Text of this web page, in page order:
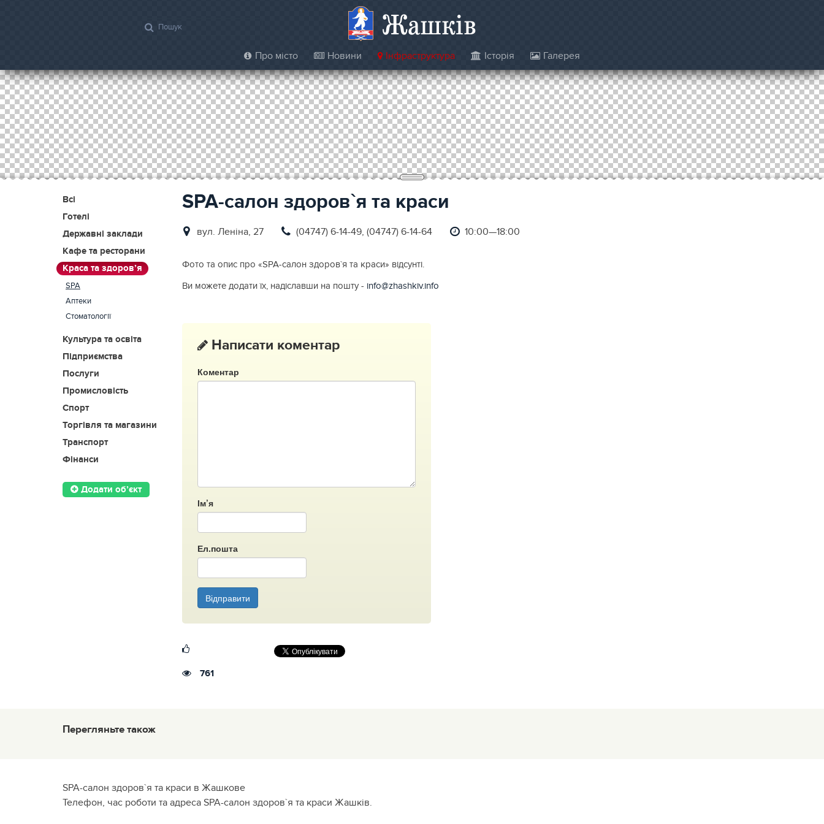
Жашків
Про місто Новини Інфраструктура Історія Галерея
Всі
Готелі
Державні заклади
Кафе та ресторани
Краса та здоров’я
SPA
Аптеки
Стоматології
Культура та освіта
Підприємства
Послуги
Промисловість
Спорт
Торгівля та магазини
Транспорт
Фінанси
Додати об’єкт
SPA-салон здоров`я та краси
вул. Леніна, 27 (04747) 6-14-49, (04747) 6-14-64 10:00—18:00
Фото та опис про «SPA-салон здоров`я та краси» відсунті.
Ви можете додати їх, надіславши на пошту - info@zhashkiv.info
Написати коментар
Коментар
Ім’я
Ел.пошта
Відправити
761
Перегляньте також
SPA-салон здоров`я та краси в Жашкове
Телефон, час роботи та адреса SPA-салон здоров`я та краси Жашків.